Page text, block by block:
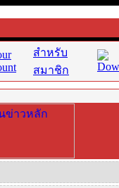
สำหรับ
สมาชิก